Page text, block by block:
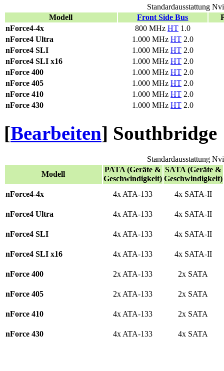
Standardausstattung
Modell
Front Side Bus
nForce4-4x
800 MHz HT 1.0
nForce4 Ultra
1.000 MHz HT 2.0
nForce4 SLI
1.000 MHz HT 2.0
nForce4 SLI x16
1.000 MHz HT 2.0
nForce 400
1.000 MHz HT 2.0
nForce 405
1.000 MHz HT 2.0
nForce 410
1.000 MHz HT 2.0
nForce 430
1.000 MHz HT 2.0
[Bearbeiten] Southbridge
Standardausstattung
Modell
PATA (Geräte &
Geschwindigkeit)
SATA (Geräte &
Geschwindigkeit)
nForce4-4x
4x ATA-133 4x SATA-II
nForce4 Ultra 4x ATA-133 4x SATA-II
nForce4 SLI 4x ATA-133 4x SATA-II
nForce4 SLI x16 4x ATA-133 4x SATA-II
nForce 400 2x ATA-133 2x SATA
nForce 405 2x ATA-133 2x SATA
nForce 410 4x ATA-133 2x SATA
nForce 430 4x ATA-133 4x SATA